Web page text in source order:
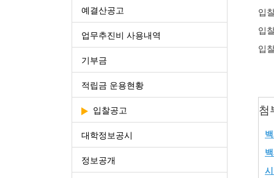
예결산공고
업무추진비 사용내역
기부금
적립금 운용현황
입찰공고
대학정보공시
정보공개
입
입
입
첨